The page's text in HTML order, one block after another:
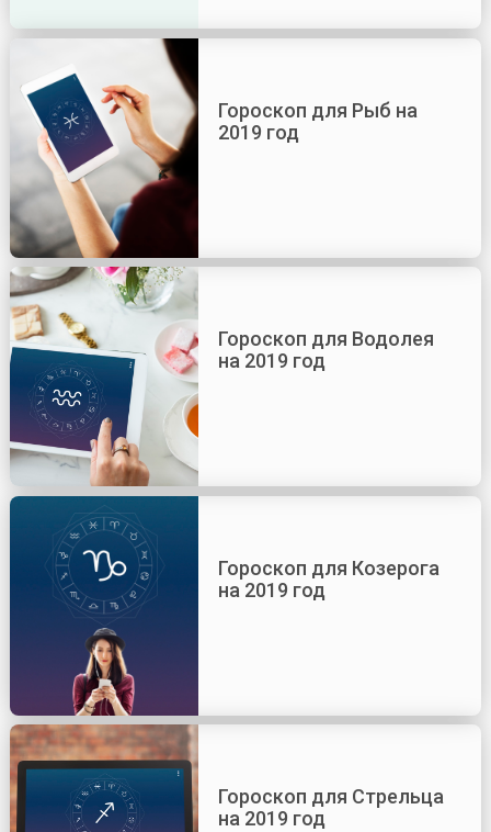
Гороскоп для Рыб на
2019 год
Гороскоп для Водолея
на 2019 год
Гороскоп для Козерога
на 2019 год
Гороскоп для Стрельца
на 2019 год